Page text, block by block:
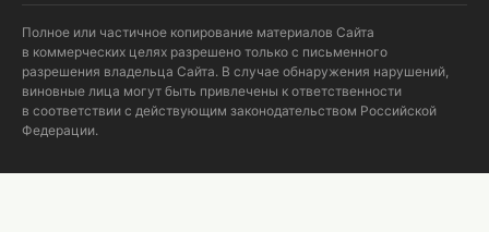
Полное или частичное копирование материалов Сайта
в коммерческих целях разрешено только с письменного
разрешения владельца Сайта. В случае обнаружения нарушений,
виновные лица могут быть привлечены к ответственности
в соответствии с действующим законодательством Российской
Федерации.